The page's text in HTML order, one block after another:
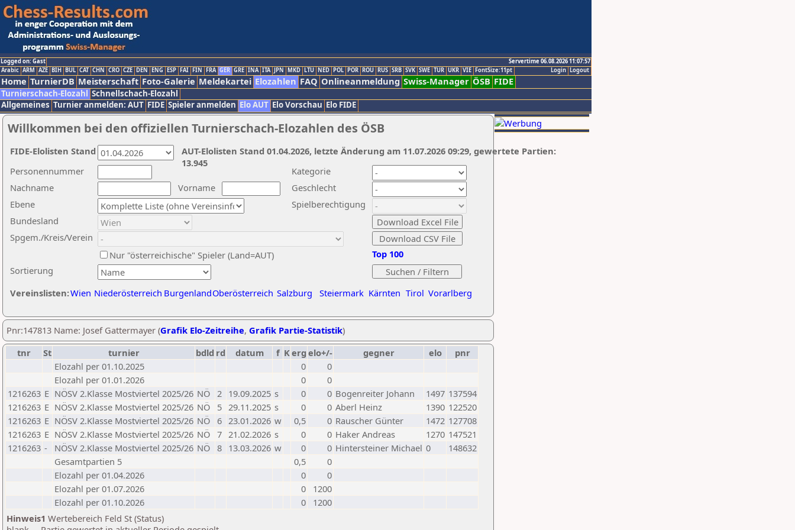
Logged on: Gast
Servertime 06.08.2026 11:07:57
Logout
Login
Arabic ARM AZE BIH BUL CAT CHN CRO CZE DEN ENG ESP FAI FIN FRA GER GRE INA ITA JPN MKD LTU NED POL POR ROU RUS SRB SVK SWE TUR UKR VIE FontSize:11pt
Home TurnierDB Meisterschaft Foto-Galerie Meldekartei Elozahlen FAQ Onlineanmeldung Swiss-Manager ÖSB FIDE
Turnierschach-Elozahl Schnellschach-Elozahl
Allgemeines Turnier anmelden: AUT FIDE Spieler anmelden Elo AUT Elo Vorschau Elo FIDE
Willkommen bei den offiziellen Turnierschach-Elozahlen des ÖSB
Nachname
Vorname
Ebene
Kategorie
Sortierung
Personennummer
Bundesland
Spgem./Kreis/Verein
Geschlecht
Nur "österreichische" Spieler (Land=AUT)
Spielberechtigung
Vereinslisten:Wien Niederösterreich BurgenlandOberösterreich Salzburg Steiermark Kärnten Tirol Vorarlberg
Top 100
AUT-Elolisten Stand 01.04.2026, letzte Änderung am 11.07.2026 09:29, gewertete Partien:
13.945
FIDE-Elolisten Stand
Pnr:147813 Name: Josef Gattermayer (Grafik Elo-Zeitreihe, Grafik Partie-Statistik)
tnr
St turnier bdld rd datum f Kerg elo+/- gegner elo
pnr
Elozahl per 01.10.2025
0
0
Elozahl per 01.01.2026
0
0
1216263 E NÖSV 2.Klasse Mostviertel 2025/26 NÖ 2 19.09.2025 s 0 0 Bogenreiter Johann 1497 137594
1216263 E NÖSV 2.Klasse Mostviertel 2025/26 NÖ 5 29.11.2025 s 0 0 Aberl Heinz 1390 122520
1216263 E NÖSV 2.Klasse Mostviertel 2025/26 NÖ 6 23.01.2026 w 0,5 0 Rauscher Günter 1472 127708
1216263 E NÖSV 2.Klasse Mostviertel 2025/26 NÖ 7 21.02.2026 s 0 0 Haker Andreas 1270 147521
1216263 - NÖSV 2.Klasse Mostviertel 2025/26 NÖ 8 13.03.2026 w 0 0 Hintersteiner Michael 0
148632
Gesamtpartien 5
0,5
0
Elozahl per 01.04.2026
0
0
Elozahl per 01.07.2026
0
1200
Elozahl per 01.10.2026
0
1200
Hinweis1 Wertebereich Feld St (Status)